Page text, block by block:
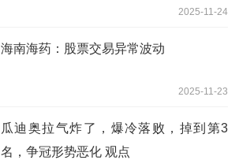
2025-11-24
海南海药：股票交易异常波动
2025-11-23
瓜迪奥拉气炸了，爆冷落败，掉到第3
名，争冠形势恶化 观点